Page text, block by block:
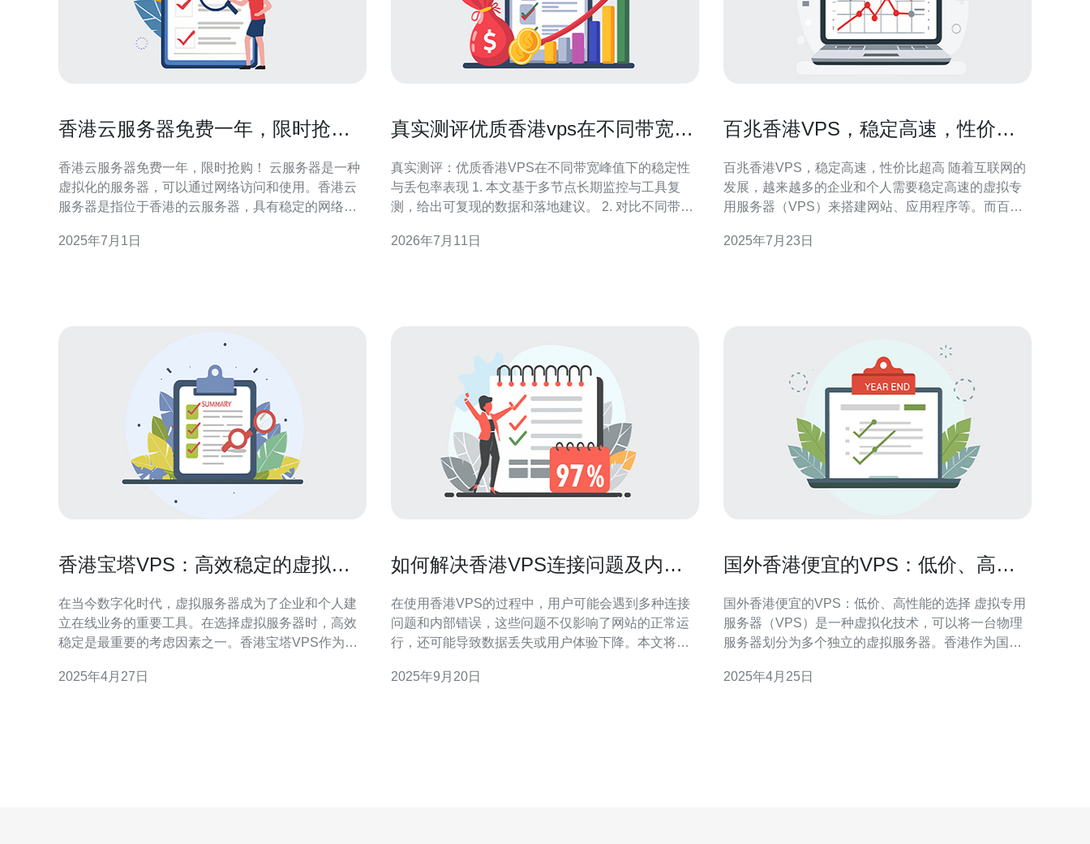
香港云服务器免费一年，限时抢
香港云服务器免费一年，限时抢购！ 云服务器是一种
虚拟化的服务器，可以通过网络访问和使用。香港云
服务器是指位于香港的云服务器，具有稳定的网络连
限时活动，免费提供香港云服务器一年，让用户可以
2025年7月1日
真实测评优质香港vps在不同带宽峰
真实测评：优质香港VPS在不同带宽峰值下的稳定性
与丢包率表现 1. 本文基于多节点长期监控与工具复
测，给出可复现的数据和落地建议。 2. 对比不同带宽
呈现服务差异。 3. 提供选购与优化策略，帮助工程师
2026年7月11日
百兆香港VPS，稳定高速，性价比
百兆香港VPS，稳定高速，性价比超高 随着互联网的
发展，越来越多的企业和个人需要稳定高速的虚拟专
用服务器（VPS）来搭建网站、应用程序等。而百兆
的首选。 百兆香港VPS采用高品质的硬件设备，配备
2025年7月23日
香港宝塔VPS：高效稳定的虚拟服
在当今数字化时代，虚拟服务器成为了企业和个人建
立在线业务的重要工具。在选择虚拟服务器时，高效
稳定是最重要的考虑因素之一。香港宝塔VPS作为一
以其高效的性能而闻名。由于其在香港地理位置的优
2025年4月27日
如何解决香港VPS连接问题及内部
在使用香港VPS的过程中，用户可能会遇到多种连接
问题和内部错误，这些问题不仅影响了网站的正常运
行，还可能导致数据丢失或用户体验下降。本文将详
帮助用户快速恢复服务。 香港VPS常见的连接问题有
2025年9月20日
国外香港便宜的VPS：低价、高性
国外香港便宜的VPS：低价、高性能的选择 虚拟专用
服务器（VPS）是一种虚拟化技术，可以将一台物理
服务器划分为多个独立的虚拟服务器。香港作为国际
施，吸引了许多国外VPS服务商在香港提供低价、高
2025年4月25日